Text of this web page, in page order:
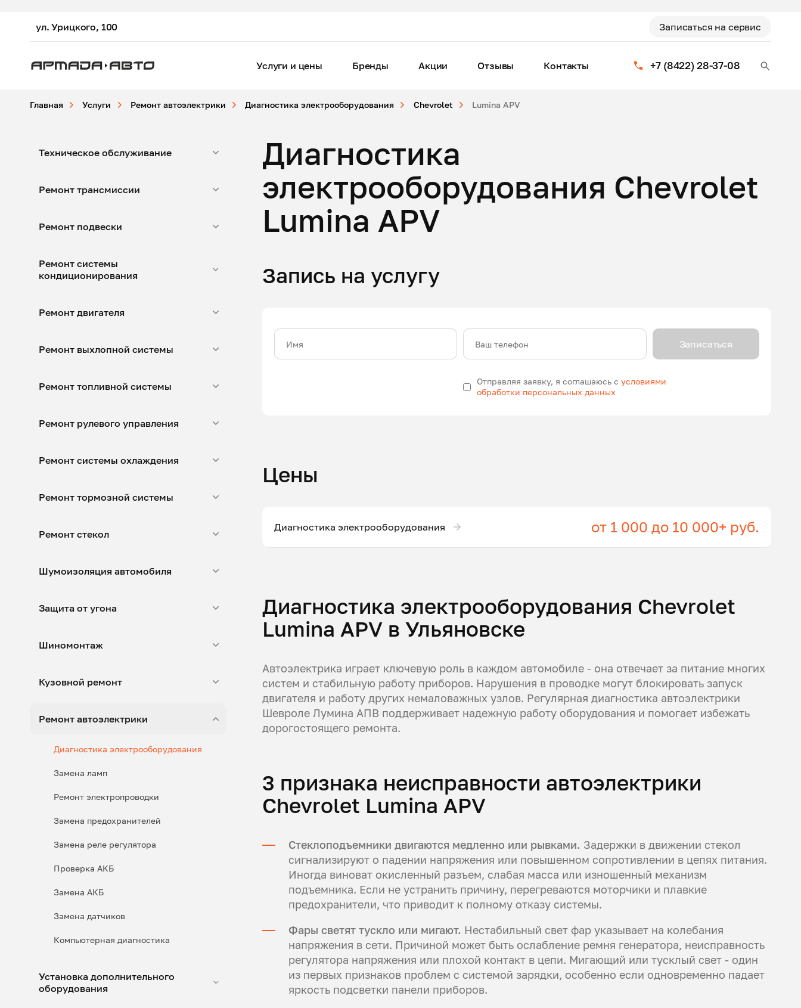
ул. Урицкого, 100 Записаться на сервис
+7 (8422) 28-37-08
Услуги и цены Бренды Акции Отзывы Контакты
Главная Услуги Ремонт автоэлектрики Диагностика электрооборудования Chevrolet Lumina APV
Техническое обслуживание
Ремонт трансмиссии
Ремонт подвески
Ремонт системы
кондиционирования
Ремонт двигателя
Ремонт выхлопной системы
Ремонт топливной системы
Ремонт рулевого управления
Ремонт системы охлаждения
Ремонт тормозной системы
Ремонт стекол
Шумоизоляция автомобиля
Защита от угона
Шиномонтаж
Кузовной ремонт
Ремонт автоэлектрики
Диагностика электрооборудования
Замена ламп
Ремонт электропроводки
Замена предохранителей
Замена реле регулятора
Проверка АКБ
Замена АКБ
Замена датчиков
Компьютерная диагностика
Установка дополнительного
оборудования
Диагностика
электрооборудования Chevrolet
Lumina APV
Запись на услугу
Имя Ваш телефон
Отправляя заявку, я соглашаюсь сусловиями
обработки персональных данных
Записаться
Цены
Диагностика электрооборудования от 1 000 до 10 000+ руб.
Диагностика электрооборудования Chevrolet
Lumina APV в Ульяновске
Автоэлектрика играет ключевую роль в каждом автомобиле - она отвечает за питание многих
систем и стабильную работу приборов. Нарушения в проводке могут блокировать запуск
двигателя и работу других немаловажных узлов. Регулярная диагностика автоэлектрики
Шевроле Лумина АПВ поддерживает надежную работу оборудования и помогает избежать
дорогостоящего ремонта.
3 признака неисправности автоэлектрики
Chevrolet Lumina APV
Стеклоподъемники двигаются медленно или рывками. Задержки в движении стекол
сигнализируют о падении напряжения или повышенном сопротивлении в цепях питания.
Иногда виноват окисленный разъем, слабая масса или изношенный механизм
подъемника. Если не устранить причину, перегреваются моторчики и плавкие
предохранители, что приводит к полному отказу системы.
Фары светят тускло или мигают. Нестабильный свет фар указывает на колебания
напряжения в сети. Причиной может быть ослабление ремня генератора, неисправность
регулятора напряжения или плохой контакт в цепи. Мигающий или тусклый свет - один
из первых признаков проблем с системой зарядки, особенно если одновременно падает
яркость подсветки панели приборов.